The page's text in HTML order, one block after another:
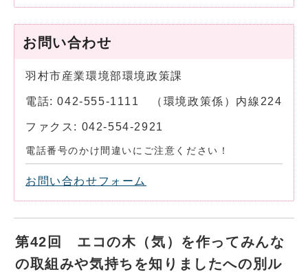
お問い合わせ
羽村市産業環境部環境政策課
電話: 042-555-1111 （環境政策係）内線224
ファクス: 042-554-2921
電話番号のかけ間違いにご注意ください！
お問い合わせフォーム
第42回 エコの木（気）を作ってみんな
の取組みや気持ちを知りましたへの別ル